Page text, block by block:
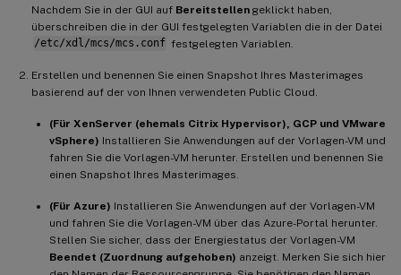
Nachdem Sie in der GUI auf Bereitstellen geklickt haben,
überschreiben die in der GUI festgelegten Variablen die in der Datei
/etc/xdl/mcs/mcs.conf festgelegten Variablen.
Erstellen und benennen Sie einen Snapshot Ihres Masterimages
basierend auf der von Ihnen verwendeten Public Cloud.
(Für XenServer (ehemals Citrix Hypervisor), GCP und VMware
vSphere) Installieren Sie Anwendungen auf der Vorlagen-VM und
fahren Sie die Vorlagen-VM herunter. Erstellen und benennen Sie
einen Snapshot Ihres Masterimages.
(Für Azure) Installieren Sie Anwendungen auf der Vorlagen-VM
und fahren Sie die Vorlagen-VM über das Azure-Portal herunter.
Stellen Sie sicher, dass der Energiestatus der Vorlagen-VM
Beendet (Zuordnung aufgehoben) anzeigt. Merken Sie sich hier